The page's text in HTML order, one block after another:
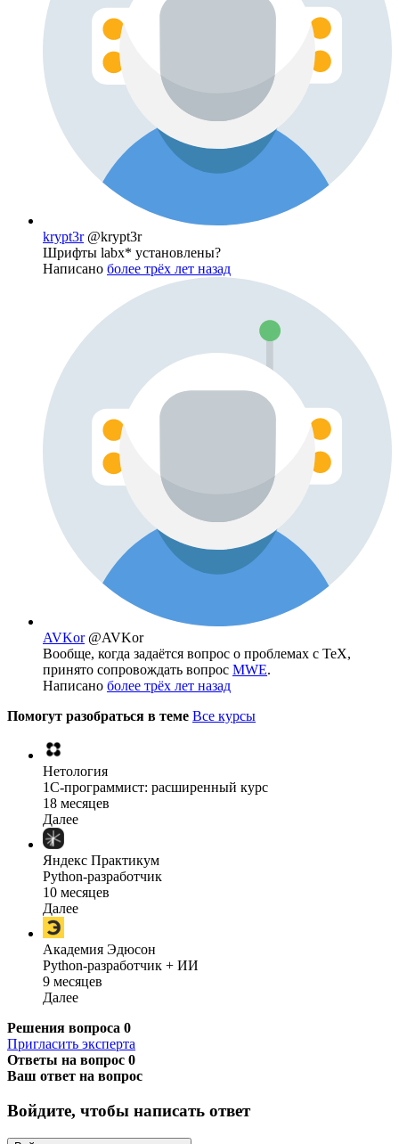
krypt3r @krypt3r
Шрифты labx* установлены?
Написано более трёх лет назад
AVKor @AVKor
Вообще, когда задаётся вопрос о проблемах с TeX,
принято сопровождать вопрос MWE.
Написано более трёх лет назад
Помогут разобраться в теме Все курсы
Нетология
1C-программист: расширенный курс
18 месяцев
Далее
Яндекс Практикум
Python-разработчик
10 месяцев
Далее
Академия Эдюсон
Python-разработчик + ИИ
9 месяцев
Далее
Решения вопроса 0
Пригласить эксперта
Ответы на вопрос 0
Ваш ответ на вопрос
Войдите, чтобы написать ответ